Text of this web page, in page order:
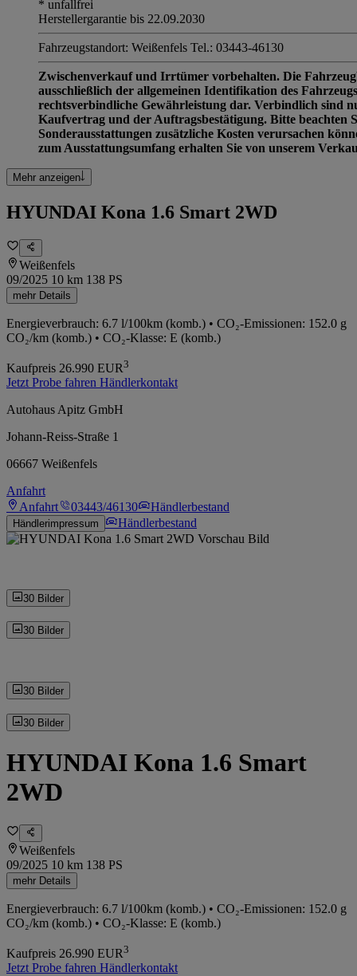
* unfallfrei
Herstellergarantie bis 22.09.2030
Fahrzeugstandort: Weißenfels Tel.: 03443-46130
Zwischenverkauf und Irrtümer vorbehalten. Die
ausschließlich der allgemeinen Identifikation des
rechtsverbindliche Gewährleistung dar. Verbindlich sind
Kaufvertrag und der Auftragsbestätigung. Bitte beachten
Sonderausstattungen zusätzliche Kosten verursachen
zum Ausstattungsumfang erhalten Sie von unserem
Mehr anzeigen
HYUNDAI Kona 1.6 Smart 2WD
Weißenfels
09/2025 10 km 138 PS
mehr Details
Energieverbrauch: 6.7 l/100km (komb.) • CO₂-Emissionen: 152.0 g
CO₂/km (komb.) • CO₂-Klasse: E (komb.)
Kaufpreis 26.990 EUR3
Jetzt Probe fahren Händlerkontakt
Autohaus Apitz GmbH
Johann-Reiss-Straße 1
06667 Weißenfels
Anfahrt
Anfahrt
03443/46130 Händlerbestand
Händlerimpressum Händlerbestand
30 Bilder
30 Bilder
30 Bilder
30 Bilder
HYUNDAI Kona 1.6 Smart
2WD
Weißenfels
09/2025 10 km 138 PS
mehr Details
Energieverbrauch: 6.7 l/100km (komb.) • CO₂-Emissionen: 152.0 g
CO₂/km (komb.) • CO₂-Klasse: E (komb.)
Kaufpreis 26.990 EUR3
Jetzt Probe fahren Händlerkontakt